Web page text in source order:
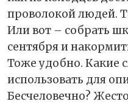
проволокой людей.
Или вот – собрать
сентября и
Тоже удобно. Какие
использовать для
Бесчеловечно?